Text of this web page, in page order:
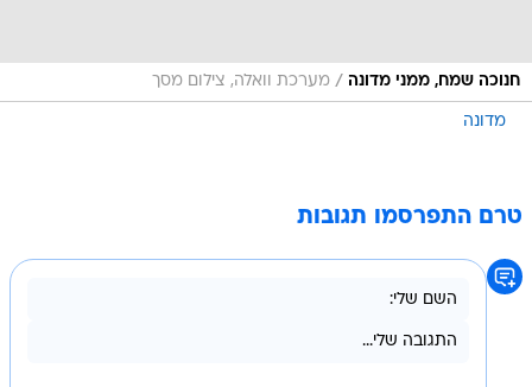
חנוכה שמח, ממני מדונה / מערכת וואלה, צילום מסך
מדונה
טרם התפרסמו תגובות